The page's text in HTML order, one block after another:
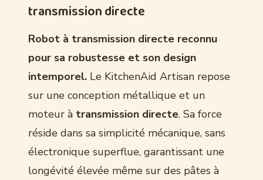
transmission directe
Robot à transmission directe reconnu
pour sa robustesse et son design
intemporel. Le KitchenAid Artisan repose
sur une conception métallique et un
moteur à transmission directe. Sa force
réside dans sa simplicité mécanique, sans
électronique superflue, garantissant une
longévité élevée même sur des pâtes à